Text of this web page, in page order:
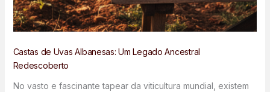
Castas de Uvas Albanesas: Um Legado Ancestral
Redescoberto
No vasto e fascinante tapear da viticultura mundial, existem